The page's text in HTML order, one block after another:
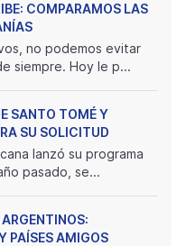
COMPARAMOS LAS
no podemos evitar
siempre. Hoy le p...
SANTO TOMÉ Y
SU SOLICITUD
lanzó su programa
pasado, se...
PAÍSES AMIGOS